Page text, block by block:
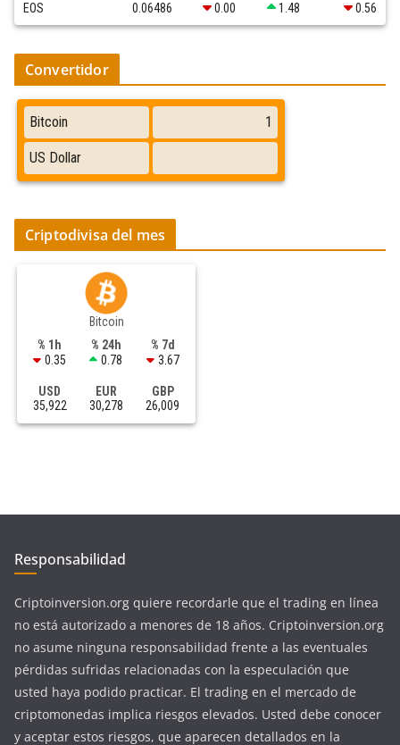
EOS
0.06486 0.00 1.48 0.56
Convertidor
Criptodivisa del mes
Bitcoin
% 1h
0.35
% 24h
0.78
% 7d
3.67
USD
35,922
EUR
30,278
GBP
26,009
Responsabilidad
Criptoinversion.org quiere recordarle que el trading en línea
no está autorizado a menores de 18 años. Criptoinversion.org
no asume ninguna responsabilidad frente a las eventuales
pérdidas sufridas relacionadas con la especulación que
usted haya podido practicar. El trading en el mercado de
criptomonedas implica riesgos elevados. Usted debe conocer
y aceptar estos riesgos, que aparecen detallados en la